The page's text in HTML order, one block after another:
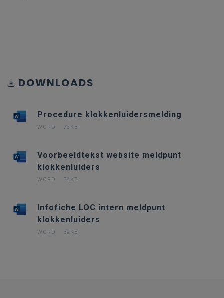
DOWNLOADS
Procedure klokkenluidersmelding
WORD 72KB
Voorbeeldtekst website meldpunt
klokkenluiders
WORD 34KB
Infofiche LOC intern meldpunt
klokkenluiders
WORD 39KB